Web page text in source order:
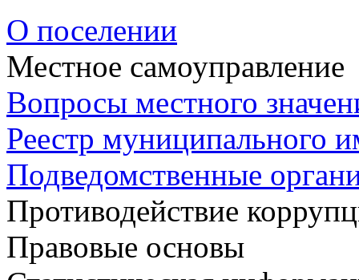
О поселении
Местное самоуправление
Вопросы местного
Реестр муниципального
Подведомственные
Противодействие
Правовые основы